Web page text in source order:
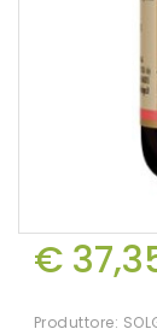
€
Produttore: